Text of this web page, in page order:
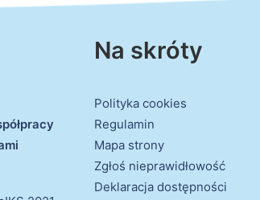
Na skróty
Polityka cookies
Regulamin
Mapa strony
Zgłoś nieprawidłowość
Deklaracja dostępności